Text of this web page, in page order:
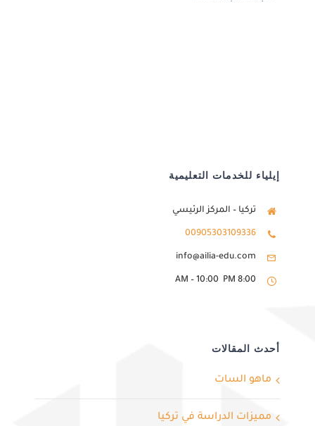
إيلياء للخدمات التعليمية
تركيا – المركز الرئيسي
00905303109336
info@ailia-edu.com
8:00 AM – 10:00 PM
أحدث المقالات
ماهو السات
مميزات الدراسة في تركيا